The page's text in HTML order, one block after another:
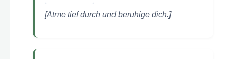
[Atme tief durch und beruhige dich.]